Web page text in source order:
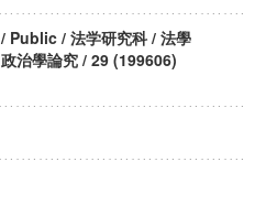
/ Public / 法学研究科 / 法學
政治學論究 / 29 (199606)